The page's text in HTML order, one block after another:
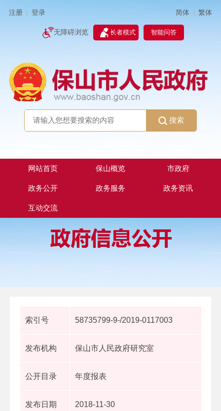
注册 登录 简体 | 繁体
无障碍浏览 长者模式 智能问答
搜索
网站首页 保山概览 市政府
政务公开 政务服务 政务资讯
互动交流
索引号 58735799-9-/2019-0117003
发布机构 保山市人民政府研究室
公开目录 年度报表
发布日期 2018-11-30